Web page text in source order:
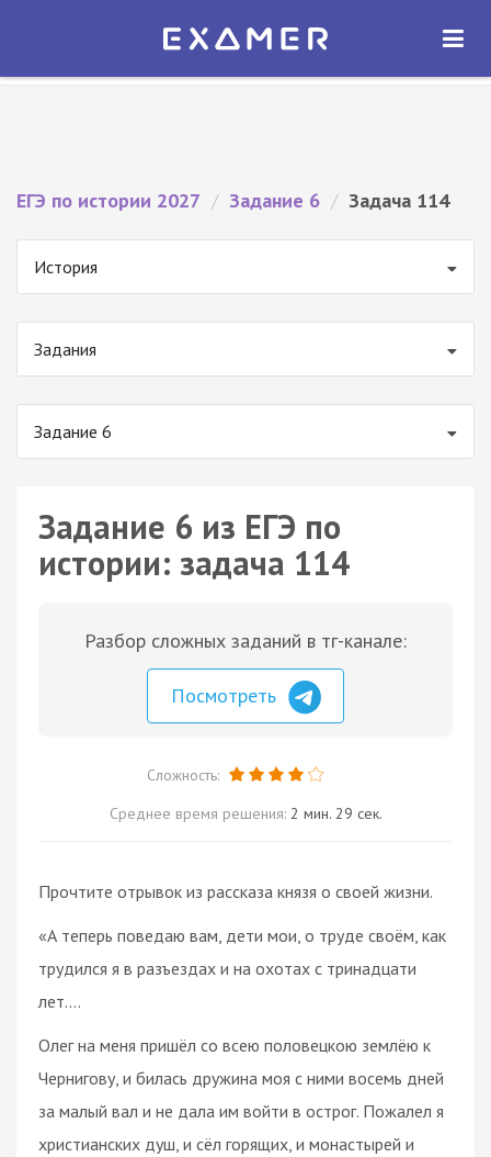
Экзамер — ЕГЭ 2027
ОТКРЫТЬ
ЕГЭ по истории 2027 / Задание 6 / Задача 114
История
Задания
Задание 6
Задание 6 из ЕГЭ по
истории: задача 114
Разбор сложных заданий в тг-канале:
Посмотреть
Сложность:
Среднее время решения: 2 мин. 29 сек.
Прочтите отрывок из рассказа князя о своей жизни.
«А теперь поведаю вам, дети мои, о труде своём, как
трудился я в разъездах и на охотах с тринадцати
лет....
Олег на меня пришёл со всею половецкою землёю к
Чернигову, и билась дружина моя с ними восемь дней
за малый вал и не дала им войти в острог. Пожалел я
христианских душ, и сёл горящих, и монастырей и